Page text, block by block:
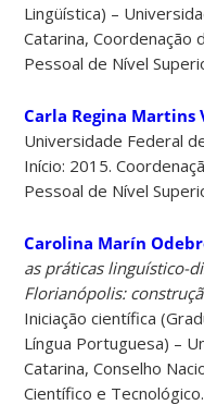
Lingüística) –
Catarina, Coordenação
Pessoal de Nível
Carla Regina Martins
Universidade Federal
Início: 2015.
Pessoal de Nível
Carolina Marín
as práticas linguístico-
Florianópolis:
Iniciação científica
Língua Portuguesa) –
Catarina, Conselho
Científico e Tecnológico.